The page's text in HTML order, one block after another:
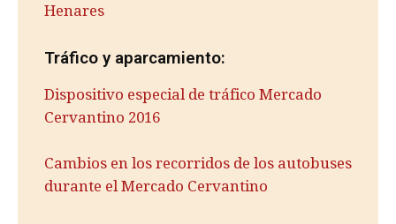
Henares
Tráfico y aparcamiento:
Dispositivo especial de tráfico Mercado
Cervantino 2016
Cambios en los recorridos de los autobuses
durante el Mercado Cervantino